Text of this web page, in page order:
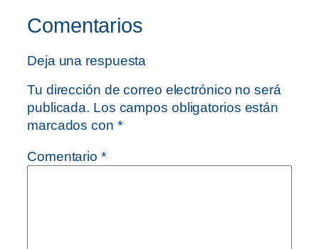
Comentarios
Deja una respuesta
Tu dirección de correo electrónico no será
publicada. Los campos obligatorios están
marcados con *
Comentario *